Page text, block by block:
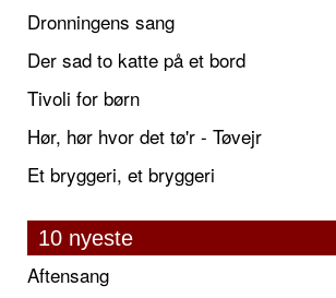
Dronningens sang
Der sad to katte på et bord
Tivoli for børn
Hør, hør hvor det tø'r - Tøvejr
Et bryggeri, et bryggeri
10 nyeste
Aftensang